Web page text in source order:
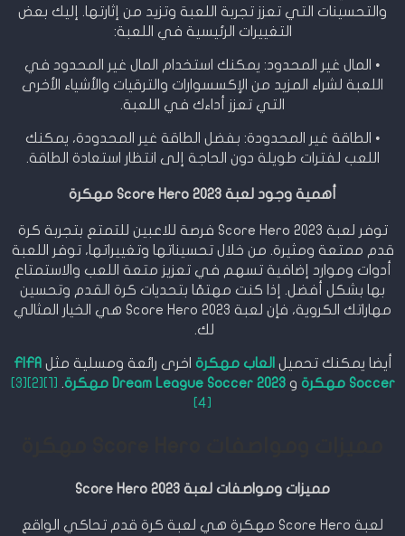
والتحسينات التي تعزز تجربة اللعبة وتزيد من إثارتها. إليك بعض
التغييرات الرئيسية في اللعبة:
• المال غير المحدود: يمكنك استخدام المال غير المحدود في
اللعبة لشراء المزيد من الإكسسوارات والترقيات والأشياء الأخرى
التي تعزز أداءك في اللعبة.
• الطاقة غير المحدودة: بفضل الطاقة غير المحدودة، يمكنك
اللعب لفترات طويلة دون الحاجة إلى انتظار استعادة الطاقة.
أهمية وجود لعبة Score Hero 2023 مهكرة
توفر لعبة Score Hero 2023 فرصة للاعبين للتمتع بتجربة كرة
قدم ممتعة ومثيرة. من خلال تحسيناتها وتغييراتها، توفر اللعبة
أدوات وموارد إضافية تسهم في تعزيز متعة اللعب والاستمتاع
بها بشكل أفضل. إذا كنت مهتمًا بتحديات كرة القدم وتحسين
مهاراتك الكروية، فإن لعبة Score Hero 2023 هي الخيار المثالي
لك.
أيضا يمكنك تحميل العاب مهكرة اخرى رائعة ومسلية مثلFIFA
Soccer مهكرة
وDream League Soccer 2023 مهكرة .
[1]
[2]
[3]
[4]
مميزات ومواصفات لعبة Score Hero 2023
لعبة Score Hero مهكرة هي لعبة كرة قدم تحاكي الواقع